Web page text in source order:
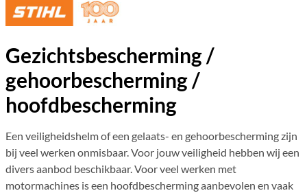
Gezichtsbescherming /
gehoorbescherming /
hoofdbescherming
Een veiligheidshelm of een gelaats- en gehoorbescherming zijn
bij veel werken onmisbaar. Voor jouw veiligheid hebben wij een
divers aanbod beschikbaar. Voor veel werken met
motormachines is een hoofdbescherming aanbevolen en vaak